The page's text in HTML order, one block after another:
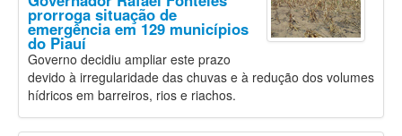
prorroga situação de
emergência em 129 municípios
do Piauí
Governo decidiu ampliar este prazo
devido à irregularidade das chuvas e à redução dos volumes
hídricos em barreiros, rios e riachos.